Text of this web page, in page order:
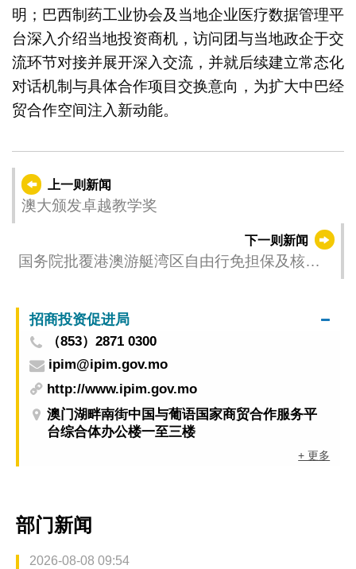
明；巴西制药工业协会及当地企业医疗数据管理平
台深入介绍当地投资商机，访问团与当地政企于交
流环节对接并展开深入交流，并就后续建立常态化
对话机制与具体合作项目交换意向，为扩大中巴经
贸合作空间注入新动能。
上一则新闻
澳大颁发卓越教学奖
下一则新闻
国务院批覆港澳游艇湾区自由行免担保及核发
招商投资促进局
（853）2871 0300
ipim@ipim.gov.mo
http://www.ipim.gov.mo
澳门湖畔南街中国与葡语国家商贸合作服务平
台综合体办公楼一至三楼
+ 更多
部门新闻
2026-08-08 09:54